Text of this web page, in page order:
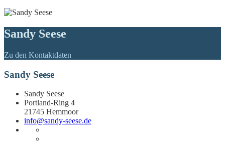
Sandy Seese
Zu den Kontaktdaten
Sandy Seese
Sandy Seese
Portland-Ring 4
21745 Hemmoor
info@sandy-seese.de